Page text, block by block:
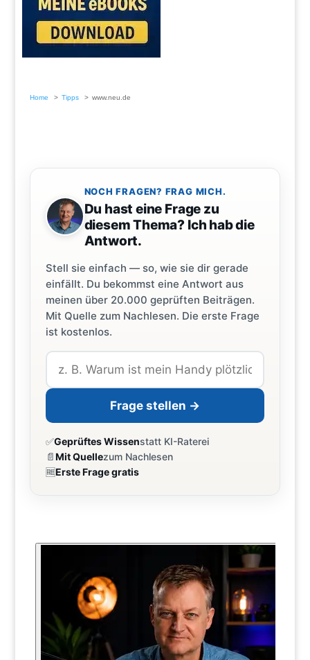
Home Tipps www.neu.de
NOCH FRAGEN? FRAG MICH.
Du hast eine Frage zu
diesem Thema? Ich hab die
Antwort.
Stell sie einfach — so, wie sie dir gerade
einfällt. Du bekommst eine Antwort aus
meinen über 20.000 geprüften Beiträgen.
Mit Quelle zum Nachlesen. Die erste Frage
ist kostenlos.
Frage stellen →
✅Geprüftes Wissenstatt KI-Raterei
📄Mit Quellezum Nachlesen
🆓Erste Frage gratis